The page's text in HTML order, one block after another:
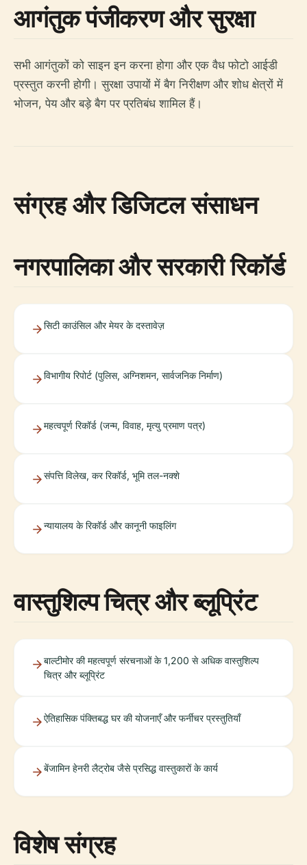
आगंतुक पंजीकरण और सुरक्षा
सभी आगंतुकों को साइन इन करना होगा और एक वैध फोटो आईडी
प्रस्तुत करनी होगी। सुरक्षा उपायों में बैग निरीक्षण और शोध क्षेत्रों में
भोजन, पेय और बड़े बैग पर प्रतिबंध शामिल हैं।
संग्रह और डिजिटल संसाधन
नगरपालिका और सरकारी रिकॉर्ड
सिटी काउंसिल और मेयर के दस्तावेज़
विभागीय रिपोर्ट (पुलिस, अग्निशमन, सार्वजनिक निर्माण)
महत्वपूर्ण रिकॉर्ड (जन्म, विवाह, मृत्यु प्रमाण पत्र)
संपत्ति विलेख, कर रिकॉर्ड, भूमि तल-नक्शे
न्यायालय के रिकॉर्ड और कानूनी फाइलिंग
वास्तुशिल्प चित्र और ब्लूप्रिंट
बाल्टीमोर की महत्वपूर्ण संरचनाओं के 1,200 से अधिक वास्तुशिल्प
चित्र और ब्लूप्रिंट
ऐतिहासिक पंक्तिबद्ध घर की योजनाएँ और फर्नीचर प्रस्तुतियाँ
बेंजामिन हेनरी लैट्रोब जैसे प्रसिद्ध वास्तुकारों के कार्य
विशेष संग्रह